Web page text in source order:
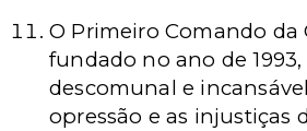
O Primeiro Comando da
fundado no ano de
descomunal e
opressão e as injustiças